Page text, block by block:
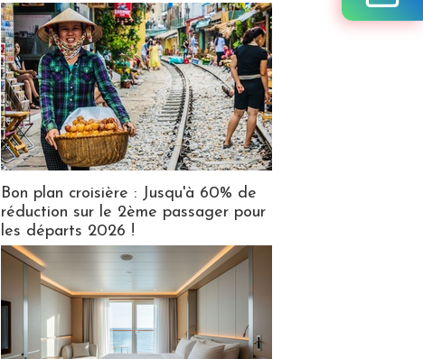
Bon plan croisière : Jusqu'à 60% de
réduction sur le 2ème passager pour
les départs 2026 !